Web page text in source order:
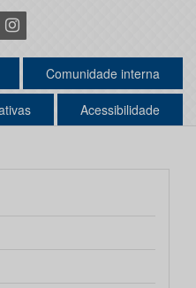
Instagram
Comunidade interna
Acessibilidade